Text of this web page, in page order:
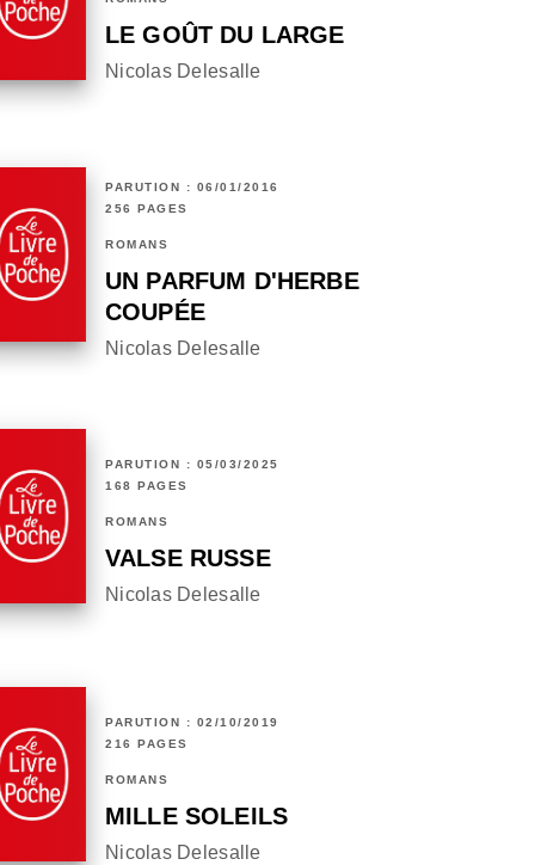
LE GOÛT DU LARGE
Nicolas Delesalle
PARUTION : 06/01/2016
256 PAGES
ROMANS
UN PARFUM D'HERBE
COUPÉE
Nicolas Delesalle
PARUTION : 05/03/2025
168 PAGES
ROMANS
VALSE RUSSE
Nicolas Delesalle
PARUTION : 02/10/2019
216 PAGES
ROMANS
MILLE SOLEILS
Nicolas Delesalle